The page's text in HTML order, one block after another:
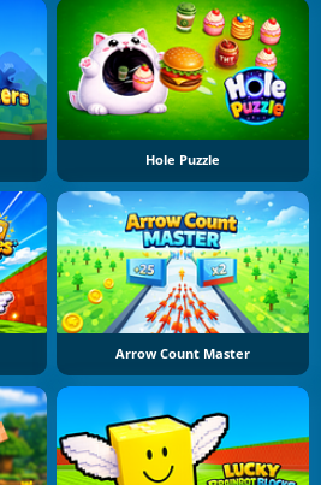
Hole Puzzle
Arrow Count Master